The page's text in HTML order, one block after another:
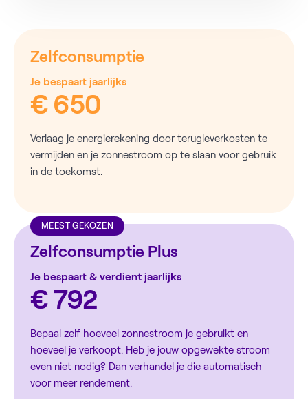
Zelfconsumptie
Je bespaart jaarlijks
€ 650
Verlaag je energierekening door terugleverkosten te
vermijden en je zonnestroom op te slaan voor gebruik
in de toekomst.
MEEST GEKOZEN
Zelfconsumptie Plus
Je bespaart & verdient jaarlijks
€ 792
Bepaal zelf hoeveel zonnestroom je gebruikt en
hoeveel je verkoopt. Heb je jouw opgewekte stroom
even niet nodig? Dan verhandel je die automatisch
voor meer rendement.